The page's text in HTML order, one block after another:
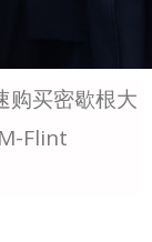
购买密歇根大
Flint